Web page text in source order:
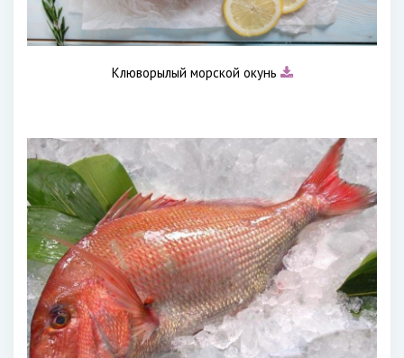
Клюворылый морской окунь